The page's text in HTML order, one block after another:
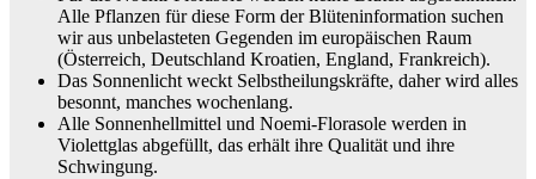
Alle Pflanzen für diese Form der Blüteninformation suchen
wir aus unbelasteten Gegenden im europäischen Raum
(Österreich, Deutschland Kroatien, England, Frankreich).
Das Sonnenlicht weckt Selbstheilungskräfte, daher wird alles
besonnt, manches wochenlang.
Alle Sonnenhellmittel und Noemi-Florasole werden in
Violettglas abgefüllt, das erhält ihre Qualität und ihre
Schwingung.